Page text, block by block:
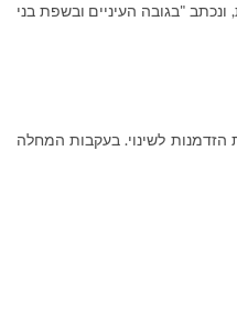
"בגובה העיניים ובשפת בני
הזדמנות לשינוי. בעקבות המחלה